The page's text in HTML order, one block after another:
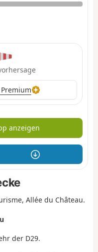
anzeigen
Allée du Château.
der D29.